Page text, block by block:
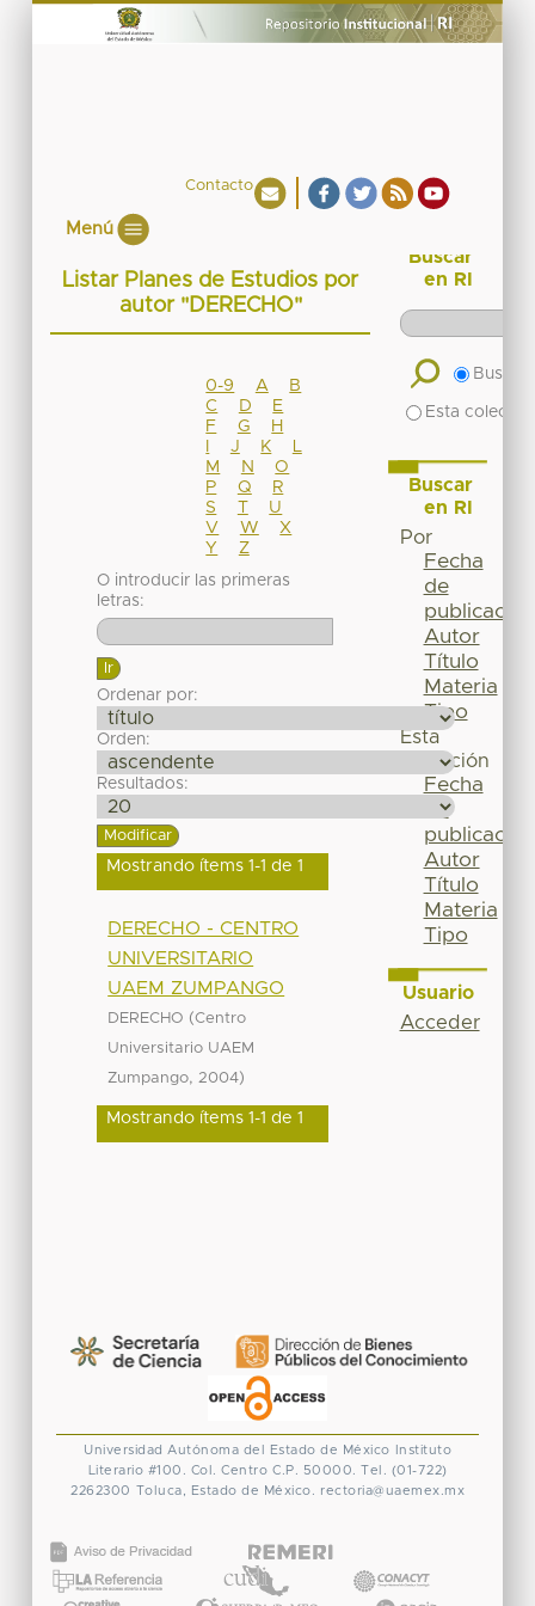
Contacto
Menú
Listar Planes de Estudios por
autor "DERECHO"
0-9 A
B
C
D
E
F
G
H
J K
M
N
O
P
Q
R
S
T
U
V
W
X
Y
Z
O introducir las primeras
letras:
Ordenar por:
Orden:
Resultados:
Mostrando ítems 1-1 de 1
DERECHO - CENTRO
UNIVERSITARIO
UAEM ZUMPANGO
DERECHO (Centro
Universitario UAEM
Zumpango, 2004)
Mostrando ítems 1-1 de 1
Buscar
en RI
Buscar
Esta
Buscar
en RI
Por
Fecha
de
publicación
Autor
Título
Materia
Tipo
Esta
colección
Fecha
de
publicación
Autor
Título
Materia
Tipo
Usuario
Acceder
Universidad Autónoma del Estado de México
Instituto
Literario #100. Col. Centro C.P. 50000. Tel. (01-722)
2262300 Toluca, Estado de México. rectoria@uaemex.mx